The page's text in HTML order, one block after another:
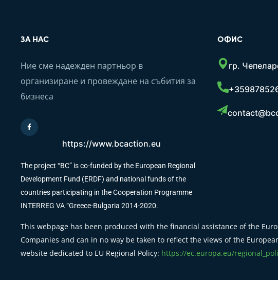
ЗА НАС
Ние сме надежден партньор в
организиране и провеждане на събития за
бизнеса
https://www.bcaction.eu
The project “BC” is co-funded by the European Regional
Development Fund (ERDF) and national funds of the
countries participating in the Cooperation Programme
INTERREG VA “Greece-Bulgaria 2014-2020.
ОФИС
гр.
This webpage has been produced with the financial assistance of the
Companies and can in no way be taken to reflect the views of the
website dedicated to EU Regional Policy: https://ec.europa.eu/